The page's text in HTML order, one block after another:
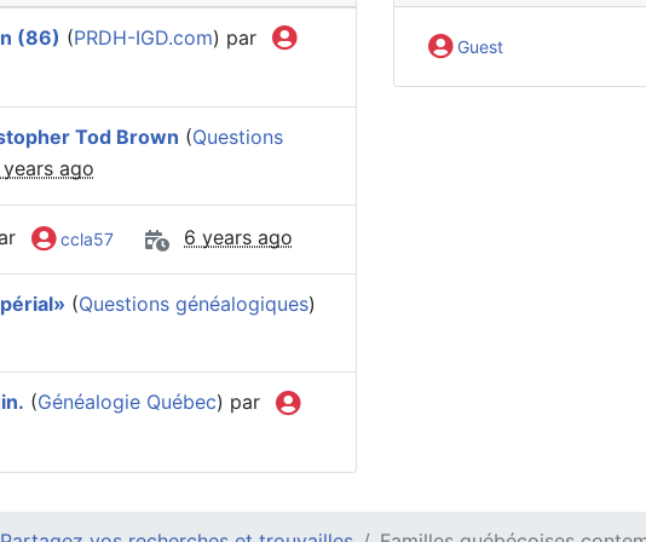
(86) (PRDH-IGD.com) par
Tod Brown (Questions
ago
ccla57 6 years ago
(Questions généalogiques)
(Généalogie Québec) par
Guest